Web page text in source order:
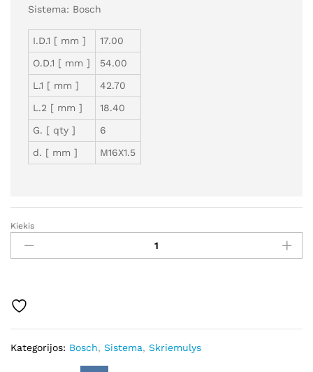
Sistema: Bosch
I.D.1 [ mm ]
17.00
O.D.1 [ mm ]
54.00
L.1 [ mm ]
42.70
L.2 [ mm ]
18.40
G. [ qty ]
6
d. [ mm ]
M16X1.5
GSK330921
Bosch
Kiekis
Kategorijos: Bosch, Sistema, Skriemulys